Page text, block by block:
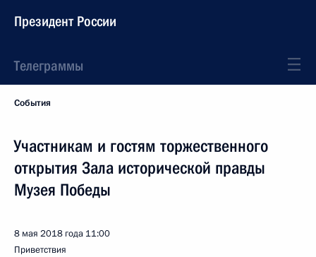
Президент России
Телеграммы
События
Участникам и гостям торжественного
открытия Зала исторической правды
Музея Победы
8 мая 2018 года 11:00
Приветствия